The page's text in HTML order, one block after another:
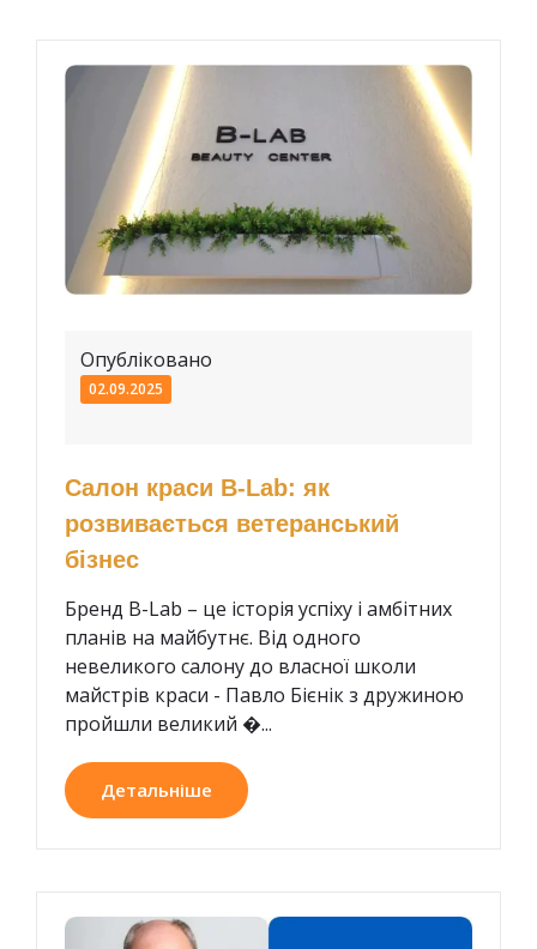
Опубліковано
02.09.2025
Салон краси B-Lab: як
розвивається ветеранський
бізнес
Бренд B-Lab – це історія успіху і амбітних
планів на майбутнє. Від одного
невеликого салону до власної школи
майстрів краси - Павло Бієнік з дружиною
пройшли великий �...
Детальніше